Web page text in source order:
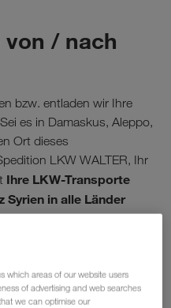
von / nach
bzw. entladen wir Ihre
es in Damaskus, Aleppo,
Ort dieses
LKW WALTER, Ihr
Ihre LKW-Transporte
Syrien in alle Länder
unseren erfahrenen
Laufendengehalten.
which areas of our website users
of advertising and web searches
we can optimise our